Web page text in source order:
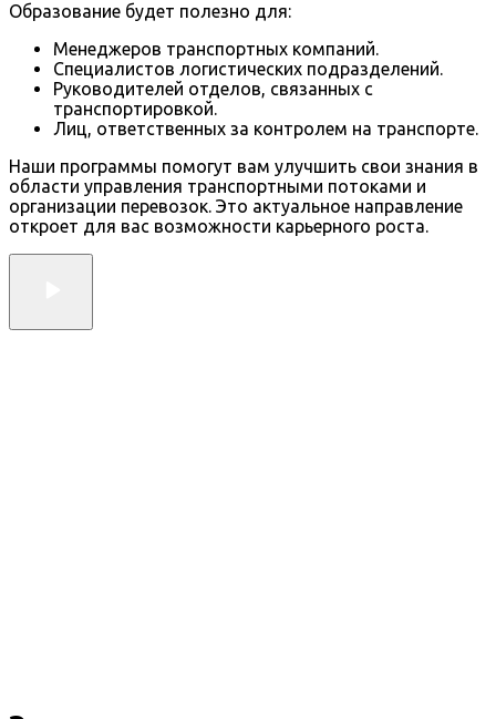
Образование будет полезно для:
Менеджеров транспортных компаний.
Специалистов логистических подразделений.
Руководителей отделов, связанных с
транспортировкой.
Лиц, ответственных за контролем на транспорте.
Наши программы помогут вам улучшить свои знания в
области управления транспортными потоками и
организации перевозок. Это актуальное направление
откроет для вас возможности карьерного роста.